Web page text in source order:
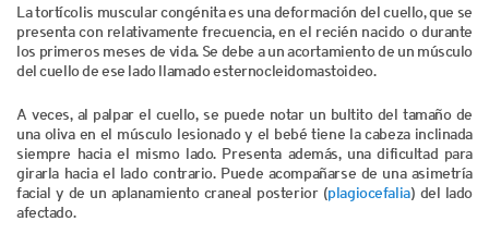
La tortícolis muscular congénita es una deformación del cuello, que se
presenta con relativamente frecuencia, en el recién nacido o durante
los primeros meses de vida. Se debe a un acortamiento de un músculo
del cuello de ese lado llamado esternocleidomastoideo.
A veces, al palpar el cuello, se puede notar un bultito del tamaño de
una oliva en el músculo lesionado y el bebé tiene la cabeza inclinada
siempre hacia el mismo lado. Presenta además, una dificultad para
girarla hacia el lado contrario. Puede acompañarse de una asimetría
facial y de un aplanamiento craneal posterior (plagiocefalia) del lado
afectado.